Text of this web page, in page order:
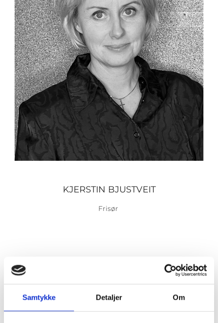
Samtykke Detaljer Om
KJERSTIN BJUSTVEIT
Frisør
INE S. BRU